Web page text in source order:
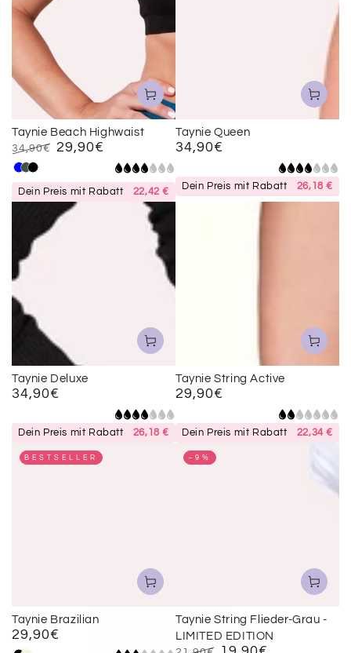
Taynie Beach Highwaist
Regulärer
34,90€
Verkaufspreis
29,90€
Blau
Gruen
Schwarz
Dein Preis mit Rabatt 22,42 €
Taynie Queen
Regulärer
34,90€
Dein Preis mit Rabatt 26,18 €
Taynie Deluxe
Regulärer
34,90€
Dein Preis mit Rabatt 26,18 €
Taynie String Active
Regulärer
29,90€
Dein Preis mit Rabatt 22,34 €
Taynie Brazilian
Regulärer
Preis
29,90€
BESTSELLER
Taynie String Flieder-Grau -
LIMITED EDITION
–9%